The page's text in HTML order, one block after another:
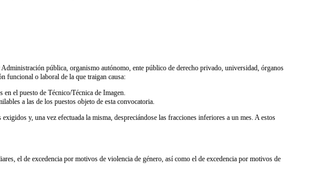
pública, organismo autónomo, ente público de derecho privado, universidad, órganos
funcional o laboral de la que traigan causa:
el puesto de Técnico/Técnica de Imagen.
a las de los puestos objeto de esta convocatoria.
y, una vez efectuada la misma, despreciándose las fracciones inferiores a un mes. A estos
el de excedencia por motivos de violencia de género, así como el de excedencia por motivos de